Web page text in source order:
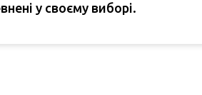
у своєму виборі.